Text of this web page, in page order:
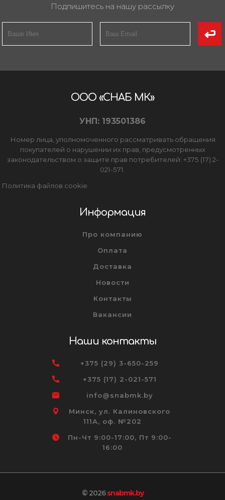
Подпишитесь на нашу рассылку
ООО «СНАБ МК»
УНП: 193501386
Номер лица, уполномоченного рассматривать обращения
покупателей о нарушении их прав, предусмотренных
законодательством о защите прав потребителей: +375 (17) 2-
021-571.
Политика файлов cookie
Информация
Про компанию
Оплата
Доставка
Новости
Контакты
Вакансии
Наши контакты
+375 (29) 3-650-259
+375 (17) 2-021-571
info@snabmk.by
Минск, ул. Калиновского
111А, оф. №202
Пн-Чт 9:00-17:00, Пт 9:00-
16:00
© 2026snabmk.by